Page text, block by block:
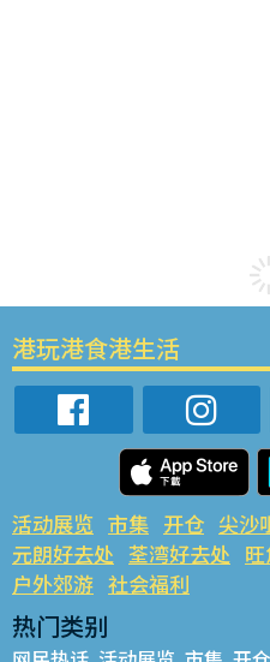
港玩港食港生活
活动展览 市集 开仓 尖沙
元朗好去处 荃湾好去处
户外郊游 社会福利
热门类别